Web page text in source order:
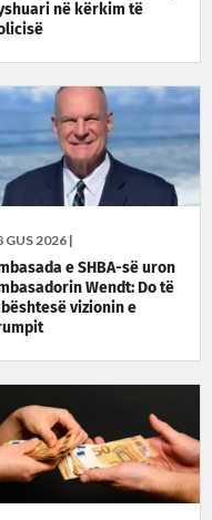
në kërkim të
GUS 2026 |
e SHBA-së uron
Wendt: Do të
vizionin e